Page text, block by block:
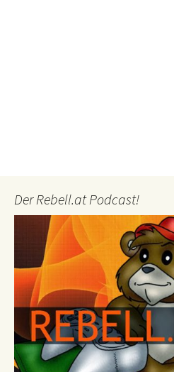
Der Rebell.at Podcast!